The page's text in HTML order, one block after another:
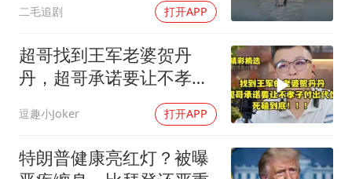
加沙约14万栋建筑被完全摧毁
从科技创新看开局起步的时与势
二毛追剧 打开APP
超哥找到王军老婆贺丹
丹，超哥承诺要让不孝子
付出代价，死磕到底
逗趣小Joker 打开APP
特朗普健康亮红灯？被曝